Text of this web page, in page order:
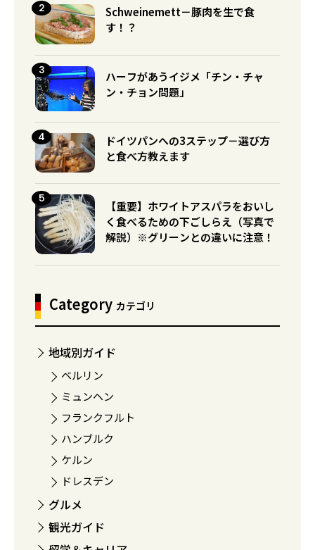
Schweinemett－豚肉を生で食
す！？
ハーフがあうイジメ「チン・チャ
ン・チョン問題」
ドイツパンへの3ステップ－選び方
と食べ方教えます
【重要】ホワイトアスパラをおいし
く食べるための下ごしらえ（写真で
解説）※グリーンとの違いに注意！
Category カテゴリ
地域別ガイド
ベルリン
ミュンヘン
フランクフルト
ハンブルク
ケルン
ドレスデン
グルメ
観光ガイド